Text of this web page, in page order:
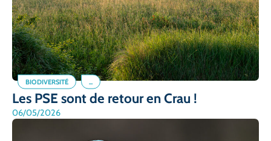
BIODIVERSITÉ ...
Les PSE sont de retour en Crau !
06/05/2026